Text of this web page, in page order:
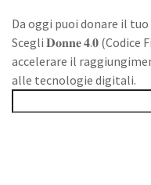
Da oggi puoi donare il
Scegli 𝐃𝐨𝐧𝐧𝐞 𝟒.𝟎 (Codice
accelerare il
alle tecnologie digitali.